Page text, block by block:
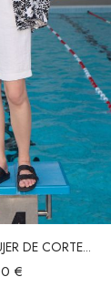
DE CORTE...
€